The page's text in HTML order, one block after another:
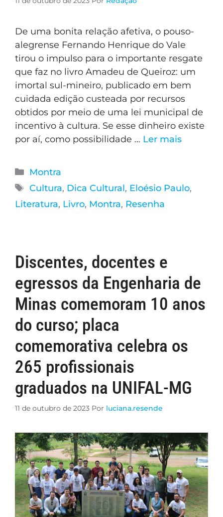
De uma bonita relação afetiva, o pouso-
alegrense Fernando Henrique do Vale
tirou o impulso para o importante resgate
que faz no livro Amadeu de Queiroz: um
imortal sul-mineiro, publicado em bem
cuidada edição custeada por recursos
obtidos por meio de uma lei municipal de
incentivo à cultura. Se esse dinheiro existe
por aí, como possibilidade … Ler mais
Montra
Cultura, Dica Cultural, Eloésio Paulo,
Literatura, Livro, Montra, Resenha
Discentes, docentes e
egressos da Engenharia de
Minas comemoram 10 anos
do curso; placa
comemorativa celebra os
265 profissionais
graduados na UNIFAL-MG
11 de outubro de 2023 Por luciana.resende